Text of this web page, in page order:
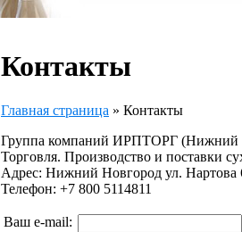
Контакты
Главная страница » Контакты
Группа компаний ИРПТОРГ (Нижний
Торговля. Производство и поставки
Адрес: Нижний Новгород ул. Нартова
Телефон: +7 800 5114811
Ваш e-mail: